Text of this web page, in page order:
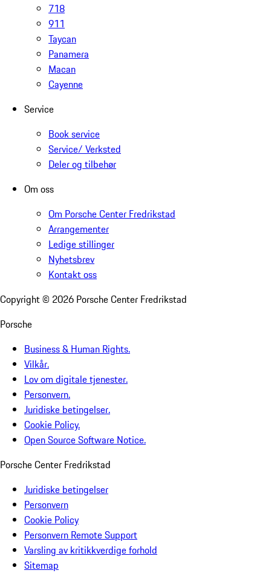
718
911
Taycan
Panamera
Macan
Cayenne
Service
Book service
Service/ Verksted
Deler og tilbehør
Om oss
Om Porsche Center Fredrikstad
Arrangementer
Ledige stillinger
Nyhetsbrev
Kontakt oss
Copyright © 2026 Porsche Center Fredrikstad
Porsche
Business & Human Rights.
Vilkår.
Lov om digitale tjenester.
Personvern.
Juridiske betingelser.
Cookie Policy.
Open Source Software Notice.
Porsche Center Fredrikstad
Juridiske betingelser
Personvern
Cookie Policy
Personvern Remote Support
Varsling av kritikkverdige forhold
Sitemap